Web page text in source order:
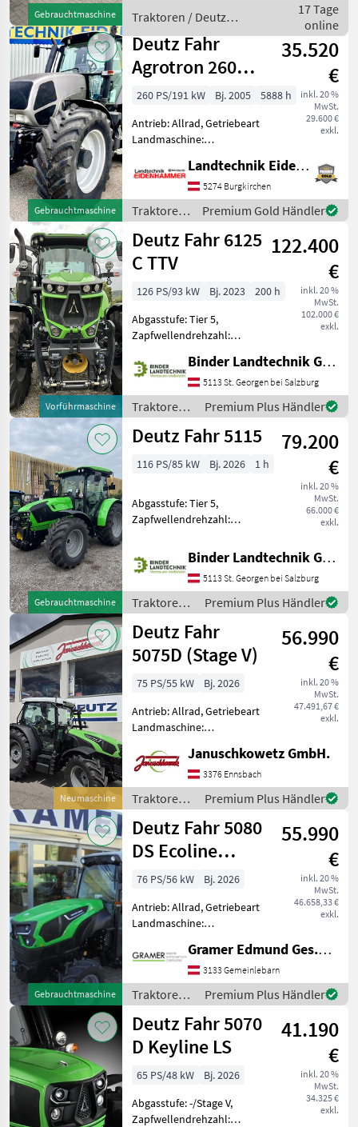
Gebrauchtmaschine
Höchstgeschwindigkeit in
km/h: 50 km/h, Aufladung:
Turbol
Traktoren / Deutz
Fahr
17 Tage
online
Gebrauchtmaschine
Deutz Fahr
Agrotron 260
MK3
35.520
€
inkl. 20 %
MwSt.
29.600 €
exkl.
260 PS/191 kW Bj. 2005
5888 h
Antrieb: Allrad, Getriebeart
Landmaschine:
Plattform: Kabine,
Zapfwellendrehzahl: 1000,
Höchstgeschwindigkeit in
km/h: 50 km/h, Aufladung:
Turbolader
Landtechnik Eidenhammer GmbH
5274 Burgkirchen
Traktoren
/ Deutz
Fahr
Premium Gold Händler
Vorführmaschine
Deutz Fahr 6125
C TTV
122.400
€
inkl. 20 %
MwSt.
102.000 €
exkl.
126 PS/93 kW Bj. 2023
200 h
Abgasstufe: Tier 5,
Zapfwellendrehzahl:
Bolzengröße
Anhängevorrichtung (mm):
38mm, Aufladung:
Turbolader mit
Ladeluftkühlung,
Höchstgeschwindigkeit in
km/
Binder Landtechnik GmbH & CoKG
5113 St. Georgen bei Salzburg
Traktoren /
Deutz Fahr
Premium Plus Händler
Gebrauchtmaschine
Deutz Fahr 5115
79.200
€
inkl. 20 %
MwSt.
66.000 €
exkl.
116 PS/85 kW Bj. 2026 1 h
Abgasstufe: Tier 5,
Zapfwellendrehzahl:
Bolzengröße
Anhängevorrichtung (mm):
38mm, Aufladung:
Turbolader mit
Ladeluftkühlung,
Höchstgeschwindigkeit
Binder Landtechnik GmbH & CoKG
5113 St. Georgen bei Salzburg
Traktoren /
Deutz Fahr
Premium Plus Händler
Neumaschine
Deutz Fahr
5075D (Stage V)
56.990
€
inkl. 20 %
MwSt.
47.491,67 €
exkl.
75 PS/55 kW
Bj. 2026
Antrieb: Allrad, Getriebeart
Landmaschine:
Plattform: Kabine,
Zapfwellendrehzahl:
540/540E,
Höchstgeschwindigkeit in
km/h: 40 km/h, Aufladung:
Turbola
Januschkowetz GmbH.
3376 Ennsbach
Traktoren /
Deutz Fahr
Premium Plus Händler
Gebrauchtmaschine
Deutz Fahr 5080
DS Ecoline
(Stage V)
55.990
€
inkl. 20 %
MwSt.
46.658,33 €
exkl.
76 PS/56 kW
Bj. 2026
Antrieb: Allrad, Getriebeart
Landmaschine:
Plattform: Kabine,
Zapfwellendrehzahl:
540/540E,
Höchstgeschwindigkeit in
km/h: 40 km/h, Aufladung:
Turbola
Gramer Edmund Ges.m.b.H.
3133 Gemeinlebarn
Traktoren /
Deutz Fahr
Premium Plus Händler
Deutz Fahr 5070
D Keyline LS
41.190
€
inkl. 20 %
MwSt.
34.325 €
exkl.
65 PS/48 kW
Bj. 2026
Abgasstufe: -/Stage V,
Zapfwellendrehzahl: